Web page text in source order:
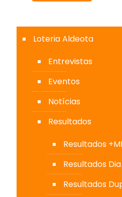
Loteria Aldeota
Entrevistas
Eventos
Notícias
Resultados
Resultados
Resultados
Resultados